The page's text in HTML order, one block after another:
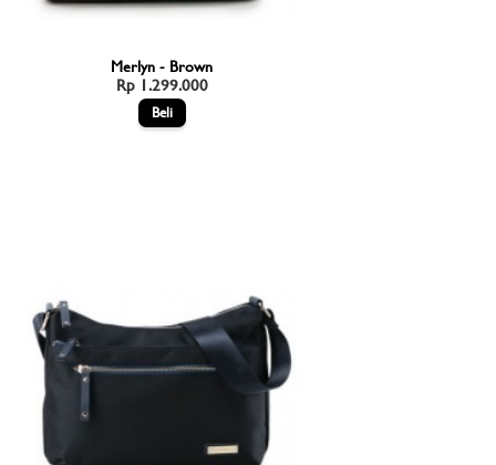
Merlyn - Brown
Rp 1.299.000